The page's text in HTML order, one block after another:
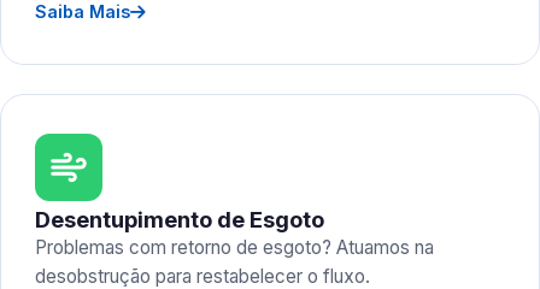
Saiba Mais
Desentupimento de Esgoto
Problemas com retorno de esgoto? Atuamos na
desobstrução para restabelecer o fluxo.